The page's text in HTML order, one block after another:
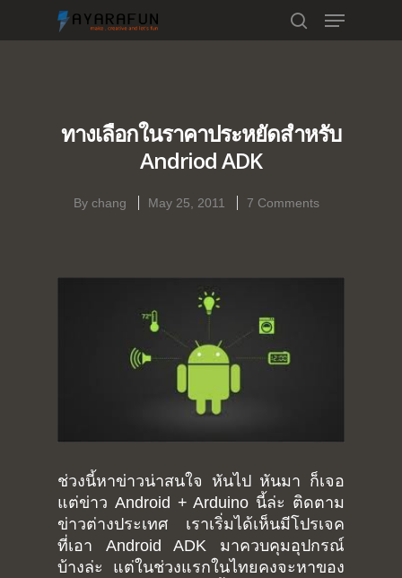
ทางเลือกในราคาประหยัดสำหรับ
Andriod ADK
By chang May 25, 2011 7 Comments
ช่วงนี้หาข่าวน่าสนใจ หันไป หันมา ก็เจอ
แต่ข่าว Android + Arduino นี้ล่ะ ติดตาม
ข่าวต่างประเทศ เราเริ่มได้เห็นมีโปรเจค
ที่เอา Android ADK มาควบคุมอุปกรณ์
บ้างล่ะ แต่ในช่วงแรกในไทยคงจะหาของ